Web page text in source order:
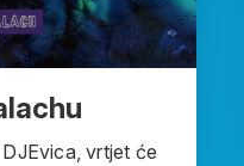
vrtjet će